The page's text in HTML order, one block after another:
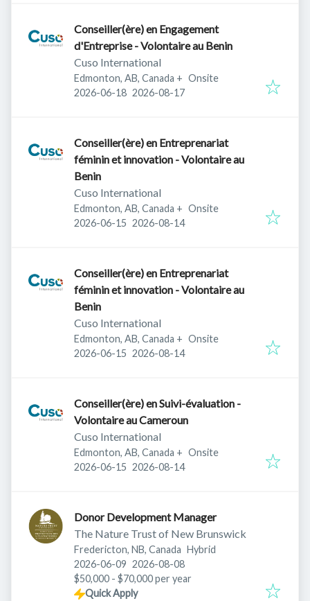
Conseiller(ère) en Engagement
d'Entreprise - Volontaire au Benin
Cuso International
Edmonton, AB, Canada + Onsite
Published:
2026-06-18 Expires:
2026-08-17
Conseiller(ère) en Entreprenariat
féminin et innovation - Volontaire au
Benin
Cuso International
Edmonton, AB, Canada + Onsite
Published:
2026-06-15 Expires:
2026-08-14
Conseiller(ère) en Entreprenariat
féminin et innovation - Volontaire au
Benin
Cuso International
Edmonton, AB, Canada + Onsite
Published:
2026-06-15 Expires:
2026-08-14
Conseiller(ère) en Suivi-évaluation -
Volontaire au Cameroun
Cuso International
Edmonton, AB, Canada + Onsite
Published:
2026-06-15 Expires:
2026-08-14
Donor Development Manager
The Nature Trust of New Brunswick
Fredericton, NB, Canada Hybrid
Published:
2026-06-09 Expires:
2026-08-08
$50,000 - $70,000 per year
Quick Apply